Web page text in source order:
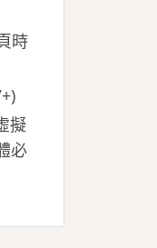
時
擬
必